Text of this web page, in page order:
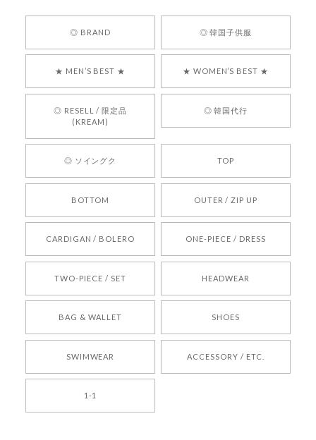
嬉しいレビューをありがとうございます！ 商品を
気に入っていただけたようで、大変嬉しく思いま
言葉をいただきありがとうございます。安心して
お買い物いただけたとのこと、何より嬉しいで
す。 これからも迅速かつ丁寧な対応を心がけ、安
心してご利用いただけるショップを目指してまい
ります。 また気になる商品がございましたら、ぜ
りお待ちしております。
2026/05/24
250
2026/05/24
2026/04/14
◎ BRAND ◎ 韓国子供服
★ MEN’S BEST ★ ★ WOMEN’S BEST ★
◎ RESELL / 限定品
(KREAM)
◎ 韓国代行
◎ ソイングク TOP
BOTTOM OUTER / ZIP UP
CARDIGAN / BOLERO ONE-PIECE / DRESS
TWO-PIECE / SET HEADWEAR
BAG & WALLET SHOES
SWIMWEAR ACCESSORY / ETC.
1-1